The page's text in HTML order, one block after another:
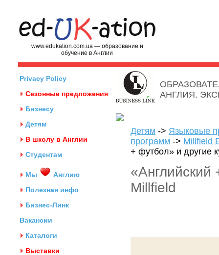
www.edukation.com.ua — образование и
обучение в Англии
Privacy Policy
Сезонные предложения
Бизнесу
Детям
В школу в Англии
Студентам
Мы
Англию
Полезная инфо
Бизнес-Линк
Вакансии
Каталоги
Выставки
АНГЛИЯ.
Детям -> Языковые
программ -> Millfield
+ футбол» и другие
«Английский
Millfield